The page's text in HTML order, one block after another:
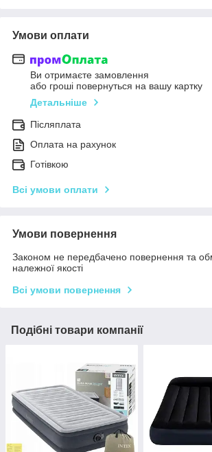
Умови оплати
Ви отримаєте замовлення
або гроші повернуться на вашу картку
Детальніше
Післяплата
Оплата на рахунок
Готівкою
Всі умови оплати
Умови повернення
Законом не передбачено повернення та
належної якості
Всі умови повернення
Подібні товари компанії